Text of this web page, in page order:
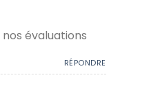
évaluations
RÉPONDRE